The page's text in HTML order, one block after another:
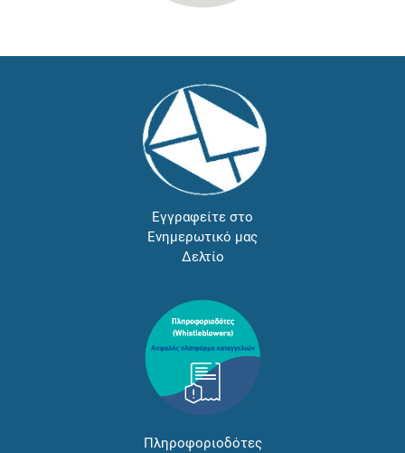
Εγγραφείτε στο
Ενημερωτικό μας
Δελτίο
Πληροφοριοδότες